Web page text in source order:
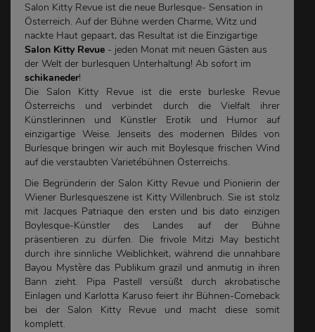
Salon Kitty Revue ist die neue Burlesque- Sensation in
Österreich. Auf der Bühne werden Charme, Witz und
nackte Haut gepaart, das Resultat ist die Einzigartige
Salon Kitty Revue - jeden Monat mit neuen Gästen aus
der Welt der burlesquen Unterhaltung! Ab sofort im
schikaneder!
Die Salon Kitty Revue ist die erste burleske Revue
Österreichs und verbindet durch die Vielfalt ihrer
Künstlerinnen und Künstler Erotik und Humor auf
einzigartige Weise. Jenseits des modernen Bildes von
Burlesque bringen wir auch mit Boylesque frischen Wind
auf die verstaubten Varietébühnen Österreichs.
Die Begründerin der Salon Kitty Revue und Pionierin der
Wiener Burlesqueszene ist Kitty Willenbruch. Sie ist stolz
mit Jacques Patriaque den ersten und bis dato einzigen
Boylesque-Künstler des Landes auf der Bühne
präsentieren zu dürfen. Die frivole Mitzi May besticht
durch ihre sinnliche Weiblichkeit, während die unnahbare
Bayou Mystère das Publikum grazil und anmutig in ihren
Bann zieht. Pipa Pastell versüßt durch akrobatische
Einlagen und Karlotta Karuso feiert ihr Bühnen-Comeback
bei der Salon Kitty Revue und macht diese somit
komplett.